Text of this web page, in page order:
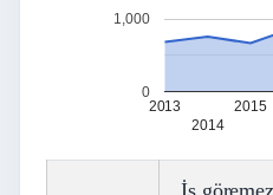
2013
2014
2015
0
1,000
İş